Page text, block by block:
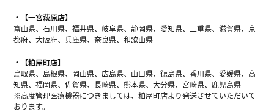
【一宮萩原店】
富山県、石川県、福井県、岐阜県、静岡県、愛知県、三重県、滋賀県、京
都府、大阪府、兵庫県、奈良県、和歌山県
【粕屋町店】
鳥取県、島根県、岡山県、広島県、山口県、徳島県、香川県、愛媛県、高
知県、福岡県、佐賀県、長崎県、熊本県、大分県、宮崎県、鹿児島県
※高度管理医療機器につきましては、粕屋町店より発送させていただいて
おります。